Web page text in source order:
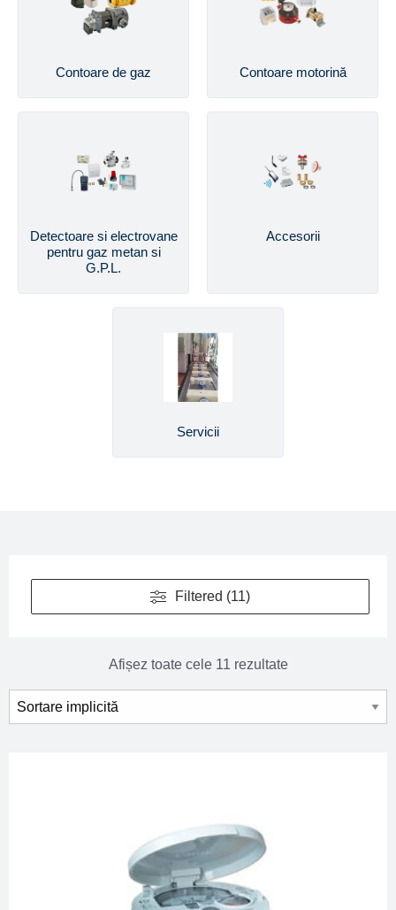
Contoare de gaz Contoare motorină
Detectoare si electrovane
pentru gaz metan si
G.P.L.
Accesorii
Servicii
Filtered (11)
Afișez toate cele 11 rezultate